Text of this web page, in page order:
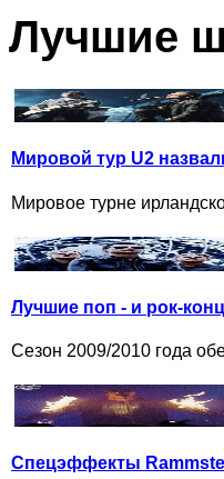
Лучшие
Мировой тур U2
Мировое турне
Лучшие поп - и рок-
Сезон 2009/2010 года
Спецэффекты